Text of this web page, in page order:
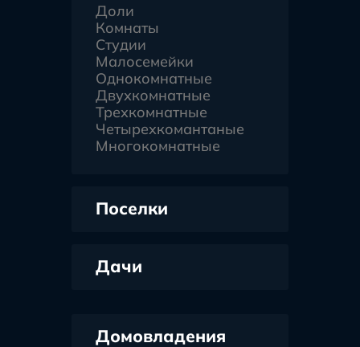
Доли
Комнаты
Студии
Малосемейки
Однокомнатные
Двухкомнатные
Трехкомнатные
Четырехкомантаные
Многокомнатные
Поселки
Дачи
Домовладения